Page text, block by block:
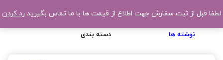
نوشته ها دسته بندی
لطفا قبل از ثبت سفارش جهت اطلاع از قیمت ها با ما تماس بگیریدرد کردن